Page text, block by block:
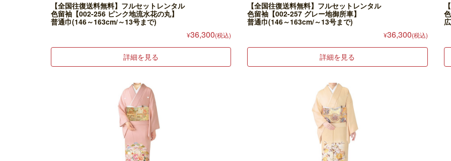
【全国往復送料無料】フルセットレンタル
色留袖【002-256 ピンク地流水花の丸】
普通巾(146～163cm/～13号まで)
¥36,300(税込)
詳細を見る
【全国往復送料無料】フルセットレンタル
色留袖【002-257 グレー地御所車】
普通巾(146～163cm/～13号まで)
¥36,300(税込)
詳細を見る